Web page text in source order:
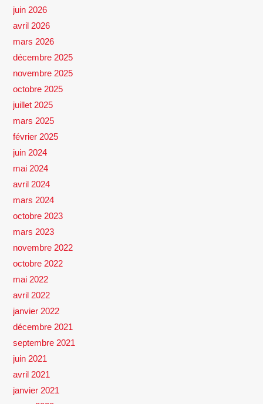
juin 2026
avril 2026
mars 2026
décembre 2025
novembre 2025
octobre 2025
juillet 2025
mars 2025
février 2025
juin 2024
mai 2024
avril 2024
mars 2024
octobre 2023
mars 2023
novembre 2022
octobre 2022
mai 2022
avril 2022
janvier 2022
décembre 2021
septembre 2021
juin 2021
avril 2021
janvier 2021